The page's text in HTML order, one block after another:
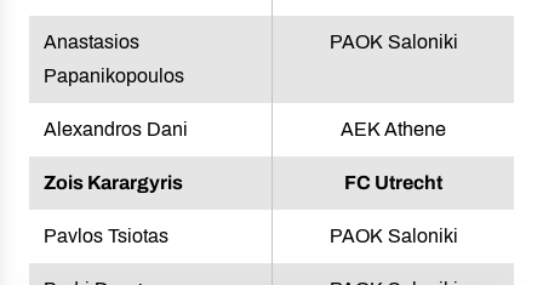
Anastasios
Papanikopoulos
PAOK Saloniki
Alexandros Dani AEK Athene
Zois Karargyris FC Utrecht
Pavlos Tsiotas PAOK Saloniki